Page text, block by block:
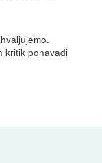
kritik ponavadi